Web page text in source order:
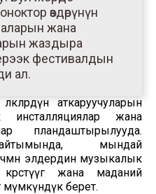
өздөрүнүн
жана
жаздыра
фестивалдын
ал.
аткаруучуларын
инсталляциялар жана
пландаштырылууда.
мындай
элдердин музыкалык
жана маданий
мүмкүндүк берет.